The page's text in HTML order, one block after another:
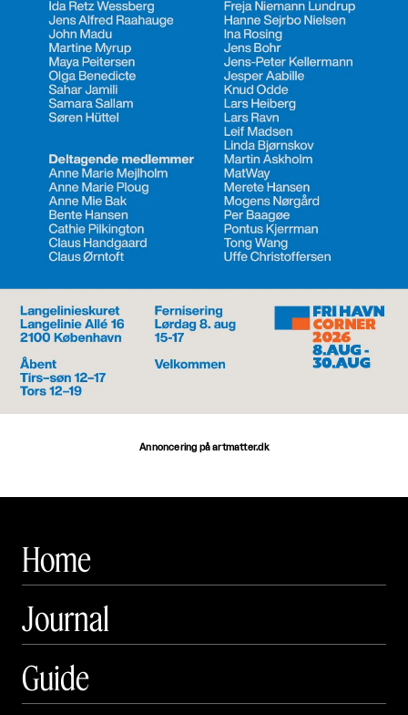
Annoncering på artmatter.dk
Home
Journal
Guide